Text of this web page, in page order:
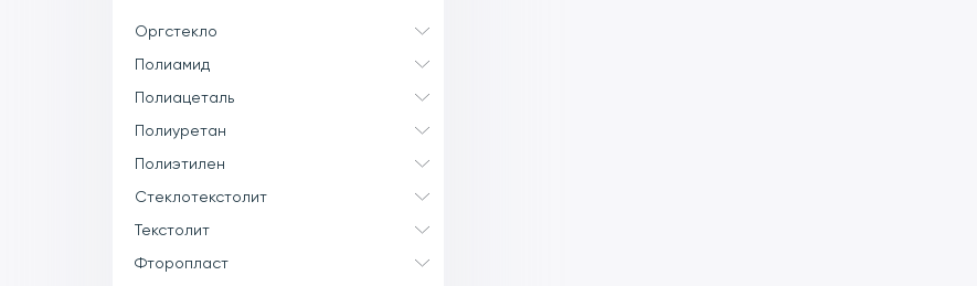
Оргстекло
Полиамид
Полиацеталь
Полиуретан
Полиэтилен
Стеклотекстолит
Текстолит
Фторопласт